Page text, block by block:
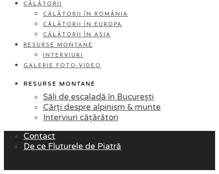
CĂLĂTORII
CĂLĂTORII ÎN ROMÂNIA
CĂLĂTORII ÎN EUROPA
CĂLĂTORII ÎN ASIA
RESURSE MONTANE
INTERVIURI
GALERIE FOTO-VIDEO
RESURSE MONTANE
Săli de escaladă în București
Cărți despre alpinism & munte
Interviuri cățărători
Contact
De ce Fluturele de Piatră